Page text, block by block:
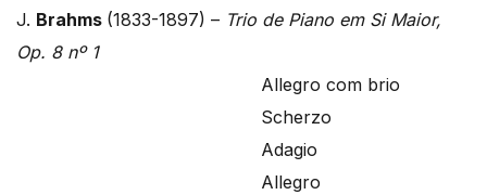
J. Brahms (1833-1897) – Trio de Piano em Si Maior,
Op. 8 nº 1
Allegro com brio
Scherzo
Adagio
Allegro